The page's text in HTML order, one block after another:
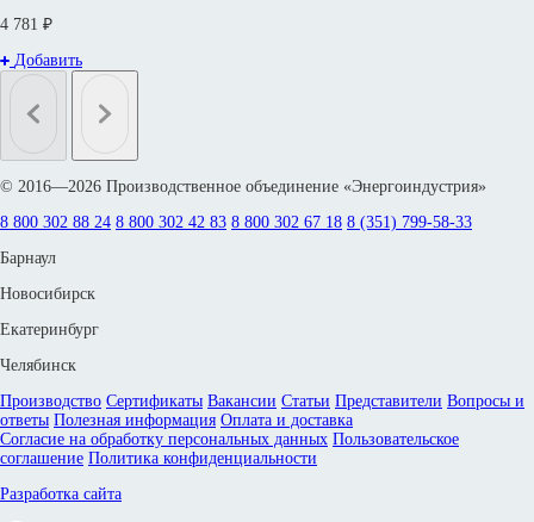
4 781 ₽
Добавить
© 2016—2026 Производственное объединение «Энергоиндустрия»
8 800 302 88 24 8 800 302 42 83 8 800 302 67 18 8 (351) 799-58-33
Барнаул
Новосибирск
Екатеринбург
Челябинск
Производство Сертификаты Вакансии Статьи Представители Вопросы и
ответы Полезная информация Оплата и доставка
Согласие на обработку персональных данных Пользовательское
соглашение Политика конфиденциальности
Разработка сайта